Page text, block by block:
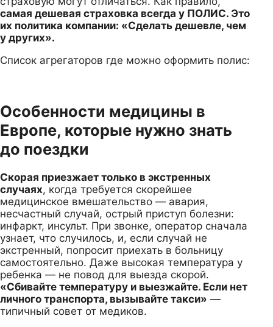
самая дешевая страховка всегда у ПОЛИС. Это
их политика компании: «Сделать дешевле, чем
у других».
Список агрегаторов где можно оформить полис:
Особенности медицины в
Европе, которые нужно знать
до поездки
Скорая приезжает только в экстренных
случаях, когда требуется скорейшее
медицинское вмешательство — авария,
несчастный случай, острый приступ болезни:
инфаркт, инсульт. При звонке, оператор сначала
узнает, что случилось, и, если случай не
экстренный, попросит приехать в больницу
самостоятельно. Даже высокая температура у
ребенка — не повод для выезда скорой.
«Сбивайте температуру и выезжайте. Если нет
личного транспорта, вызывайте такси» —
типичный совет от медиков.